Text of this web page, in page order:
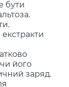
бути
його
заряд.